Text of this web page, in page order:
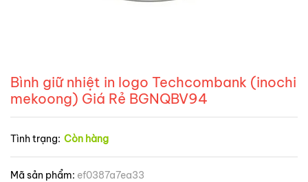
Bình giữ nhiệt in logo Techcombank (inochi
mekoong) Giá Rẻ BGNQBV94
Tình trạng: Còn hàng
Mã sản phẩm: ef0387a7ea33